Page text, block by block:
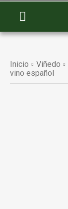
Inicio Viñedo
vino español